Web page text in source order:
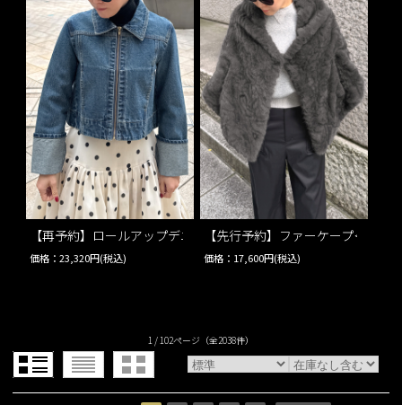
【再予約】ロールアップデニムジャケット…
価格：23,320円(税込)
【先行予約】ファーケープ＜うね
価格：17,600円(税込)
1 / 102ページ （全2038件）